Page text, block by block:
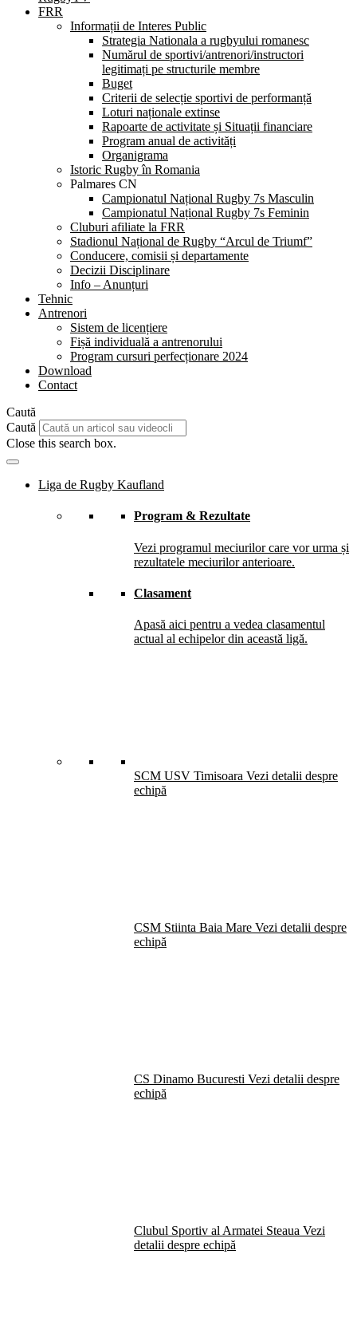
FRR
Informații de Interes Public
Strategia Nationala a rugbyului romanesc
Numărul de sportivi/antrenori/instructori
legitimați pe structurile membre
Buget
Criterii de selecție sportivi de performanță
Loturi naționale extinse
Rapoarte de activitate și Situații financiare
Program anual de activități
Organigrama
Istoric Rugby în Romania
Palmares CN
Campionatul Național Rugby 7s Masculin
Campionatul Național Rugby 7s Feminin
Cluburi afiliate la FRR
Stadionul Național de Rugby “Arcul de Triumf”
Conducere, comisii și departamente
Decizii Disciplinare
Info – Anunțuri
Tehnic
Antrenori
Sistem de licențiere
Fișă individuală a antrenorului
Program cursuri perfecționare 2024
Download
Contact
Caută
Caută
Close this search box.
Liga de Rugby Kaufland
Program & Rezultate
Vezi programul meciurilor care vor urma și
rezultatele meciurilor anterioare.
Clasament
Apasă aici pentru a vedea clasamentul
actual al echipelor din această ligă.
SCM USV Timisoara Vezi detalii despre
echipă
CSM Stiinta Baia Mare Vezi detalii despre
echipă
CS Dinamo Bucuresti Vezi detalii despre
echipă
Clubul Sportiv al Armatei Steaua Vezi
detalii despre echipă